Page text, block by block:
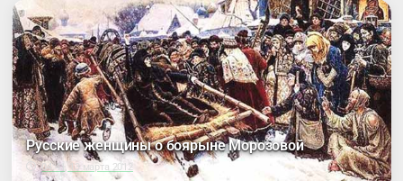
Русские женщины о боярыне Морозовой
04:41, 13 марта 2012